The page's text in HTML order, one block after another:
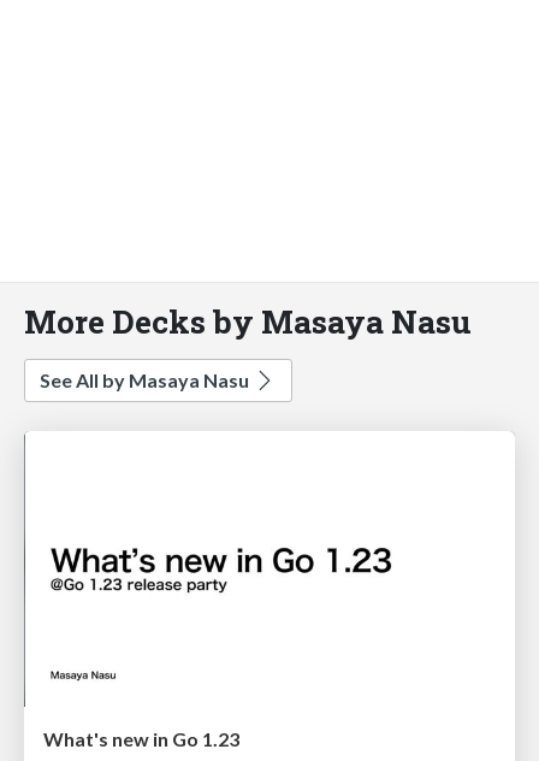
More Decks by Masaya Nasu
See All by Masaya Nasu
What's new in Go 1.23